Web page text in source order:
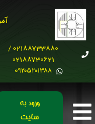
02188733880 /
02188730621
0۹۲۰۵۲۰۱۳۸۸
ورود به
سایت